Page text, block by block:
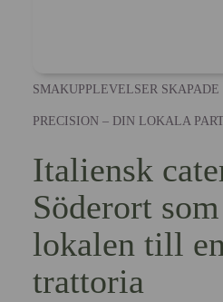
SMAKUPPLEVELSER SKAPADE
PRECISION – DIN LOKALA
Italiensk
Söderort
lokalen till
trattoria